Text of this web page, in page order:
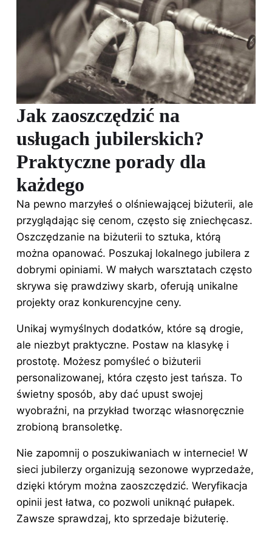
Jak zaoszczędzić na
usługach jubilerskich?
Praktyczne porady dla
każdego
Na pewno marzyłeś o olśniewającej biżuterii, ale
przyglądając się cenom, często się zniechęcasz.
Oszczędzanie na biżuterii to sztuka, którą
można opanować. Poszukaj lokalnego jubilera z
dobrymi opiniami. W małych warsztatach często
skrywa się prawdziwy skarb, oferują unikalne
projekty oraz konkurencyjne ceny.
Unikaj wymyślnych dodatków, które są drogie,
ale niezbyt praktyczne. Postaw na klasykę i
prostotę. Możesz pomyśleć o biżuterii
personalizowanej, która często jest tańsza. To
świetny sposób, aby dać upust swojej
wyobraźni, na przykład tworząc własnoręcznie
zrobioną bransoletkę.
Nie zapomnij o poszukiwaniach w internecie! W
sieci jubilerzy organizują sezonowe wyprzedaże,
dzięki którym można zaoszczędzić. Weryfikacja
opinii jest łatwa, co pozwoli uniknąć pułapek.
Zawsze sprawdzaj, kto sprzedaje biżuterię.